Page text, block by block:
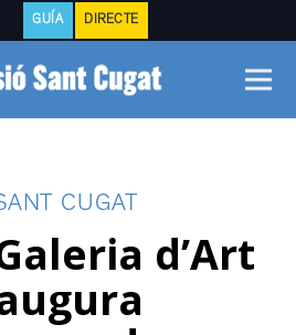
GUÍA DIRECTE
CUGAT
d’Art